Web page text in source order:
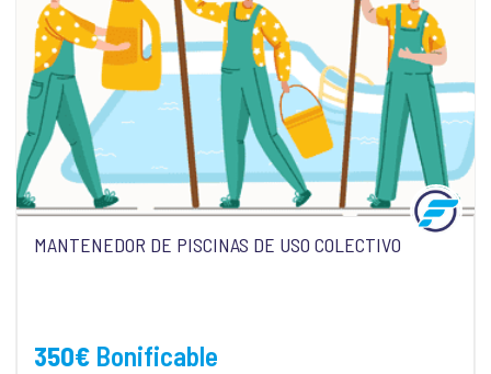
MANTENEDOR DE PISCINAS DE USO COLECTIVO
350€ Bonificable